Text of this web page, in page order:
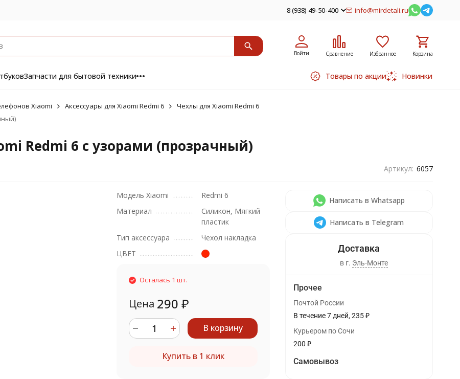
8 (938) 49-50-400 info@mirdetali.ru
Войти Сравнение Избранное Корзина
Запчасти для бытовой техники Товары по акции Новинки
Xiaomi Аксессуары для Xiaomi Redmi 6
Чехлы для Xiaomi Redmi 6
Redmi 6 с узорами (прозрачный)
Артикул: 6057
Модель Xiaomi
Redmi 6
Материал
Силикон, Мягкий
пластик
Тип аксессуара
Чехол накладка
ЦВЕТ
Осталась 1 шт.
Цена 290 ₽
В корзину
Купить в 1 клик
Написать в Whatsapp
Написать в Telegram
в г. Эль-Монте
Прочее
Почтой России
В течение7 дней 235₽
Курьером по Сочи
200 ₽
Самовывоз